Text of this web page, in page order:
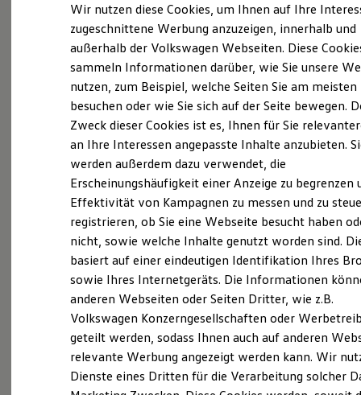
Elektroautos
ID. Tutorials
Elektrofahrzeugkonzepte
Reichweite
Reichweite der ID. Modelle
Reichweite im Winter
Laden
Laden unterwegs
Laden Zuhause
Ladezeitensimulator
Batterie
Sicherheit
Garantie und Lebensdauer
Nachhaltigkeit
Technologie
Kosten und Kauf
Verbrauchskosten
Kaufoptionen
E-Auto-Förderung
Software und Konnektivität
Die ID. Software 6
ID. Software Versionen und Updates
Digitale Extras
Schnittstellen zu Ihrem ID.
Impressum & Rechtliches)
Ganz selbstverständlich.Das
Gebrauchtwagen-
Leistungsversprechen.
Rundum sicher: der 360° Gebrauchtwagen
Bevor ein VolkswagenZertifizierter
Gebrauchtwagenan unsere Kunden
Wir nutzen diese Cookies, um Ihnen auf Ihre
zugeschnittene Werbung anzuzeigen, innerhalb und
außerhalb der Volkswagen Webseiten. Diese
sammeln Informationen darüber, wie Sie unsere
nutzen, zum Beispiel, welche Seiten Sie am meisten
besuchen oder wie Sie sich auf der Seite bewegen.
Zweck dieser Cookies ist es, Ihnen für Sie
an Ihre Interessen angepasste Inhalte anzubieten.
werden außerdem dazu verwendet, die
Erscheinungshäufigkeit einer Anzeige zu begrenzen
Effektivität von Kampagnen zu messen und zu
registrieren, ob Sie eine Webseite besucht haben
nicht, sowie welche Inhalte genutzt worden sind.
basiert auf einer eindeutigen Identifikation Ihres
sowie Ihres Internetgeräts. Die Informationen
anderen Webseiten oder Seiten Dritter, wie z.B.
Volkswagen Konzerngesellschaften oder
geteilt werden, sodass Ihnen auch auf anderen
relevante Werbung angezeigt werden kann. Wir
Dienste eines Dritten für die Verarbeitung solcher